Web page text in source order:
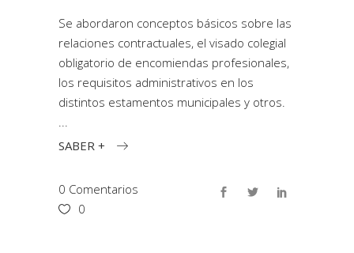
Se abordaron conceptos básicos sobre las
relaciones contractuales, el visado colegial
obligatorio de encomiendas profesionales,
los requisitos administrativos en los
distintos estamentos municipales y otros.
SABER +
0 Comentarios
0